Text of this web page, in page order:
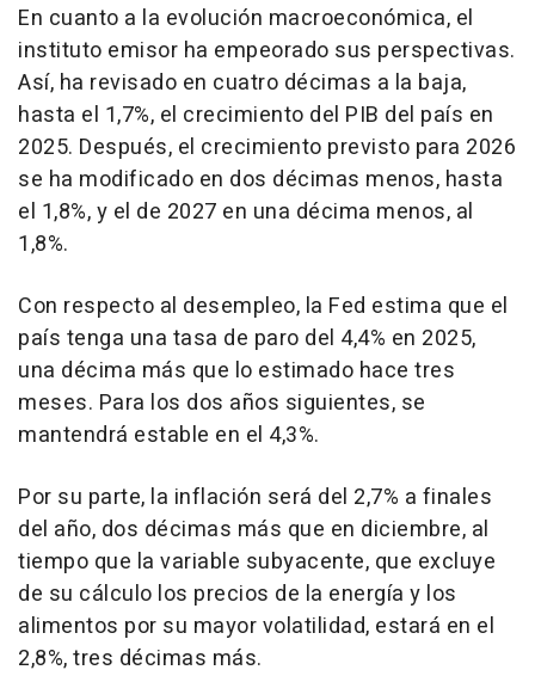
En cuanto a la evolución macroeconómica, el
instituto emisor ha empeorado sus perspectivas.
Así, ha revisado en cuatro décimas a la baja,
hasta el 1,7%, el crecimiento del PIB del país en
2025. Después, el crecimiento previsto para 2026
se ha modificado en dos décimas menos, hasta
el 1,8%, y el de 2027 en una décima menos, al
1,8%.
Con respecto al desempleo, la Fed estima que el
país tenga una tasa de paro del 4,4% en 2025,
una décima más que lo estimado hace tres
meses. Para los dos años siguientes, se
mantendrá estable en el 4,3%.
Por su parte, la inflación será del 2,7% a finales
del año, dos décimas más que en diciembre, al
tiempo que la variable subyacente, que excluye
de su cálculo los precios de la energía y los
alimentos por su mayor volatilidad, estará en el
2,8%, tres décimas más.